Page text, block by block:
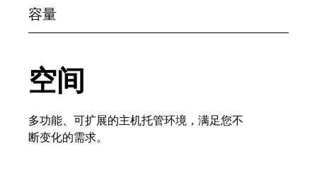
容量
空间
多功能、可扩展的主机托管环境，满足您不
断变化的需求。